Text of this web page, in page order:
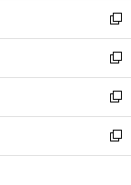
く
で
開
く
ド
ウ
で
開
く
ィ
ン
ド
ウ
で
開
く
い
ウ
ィ
ン
ド
ウ
で
開
新
し
い
ウ
ィ
ン
ド
ウ
新
し
い
ウ
ィ
ン
新
し
い
ウ
新
し